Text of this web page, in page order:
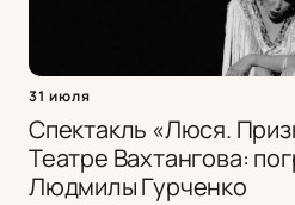
31 июля
Спектакль «Люся.
Театре Вахтангова:
Людмилы Гурченко